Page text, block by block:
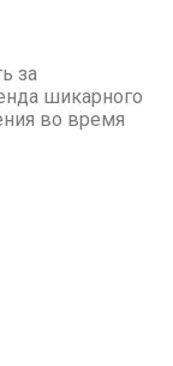
за
шикарного
во время